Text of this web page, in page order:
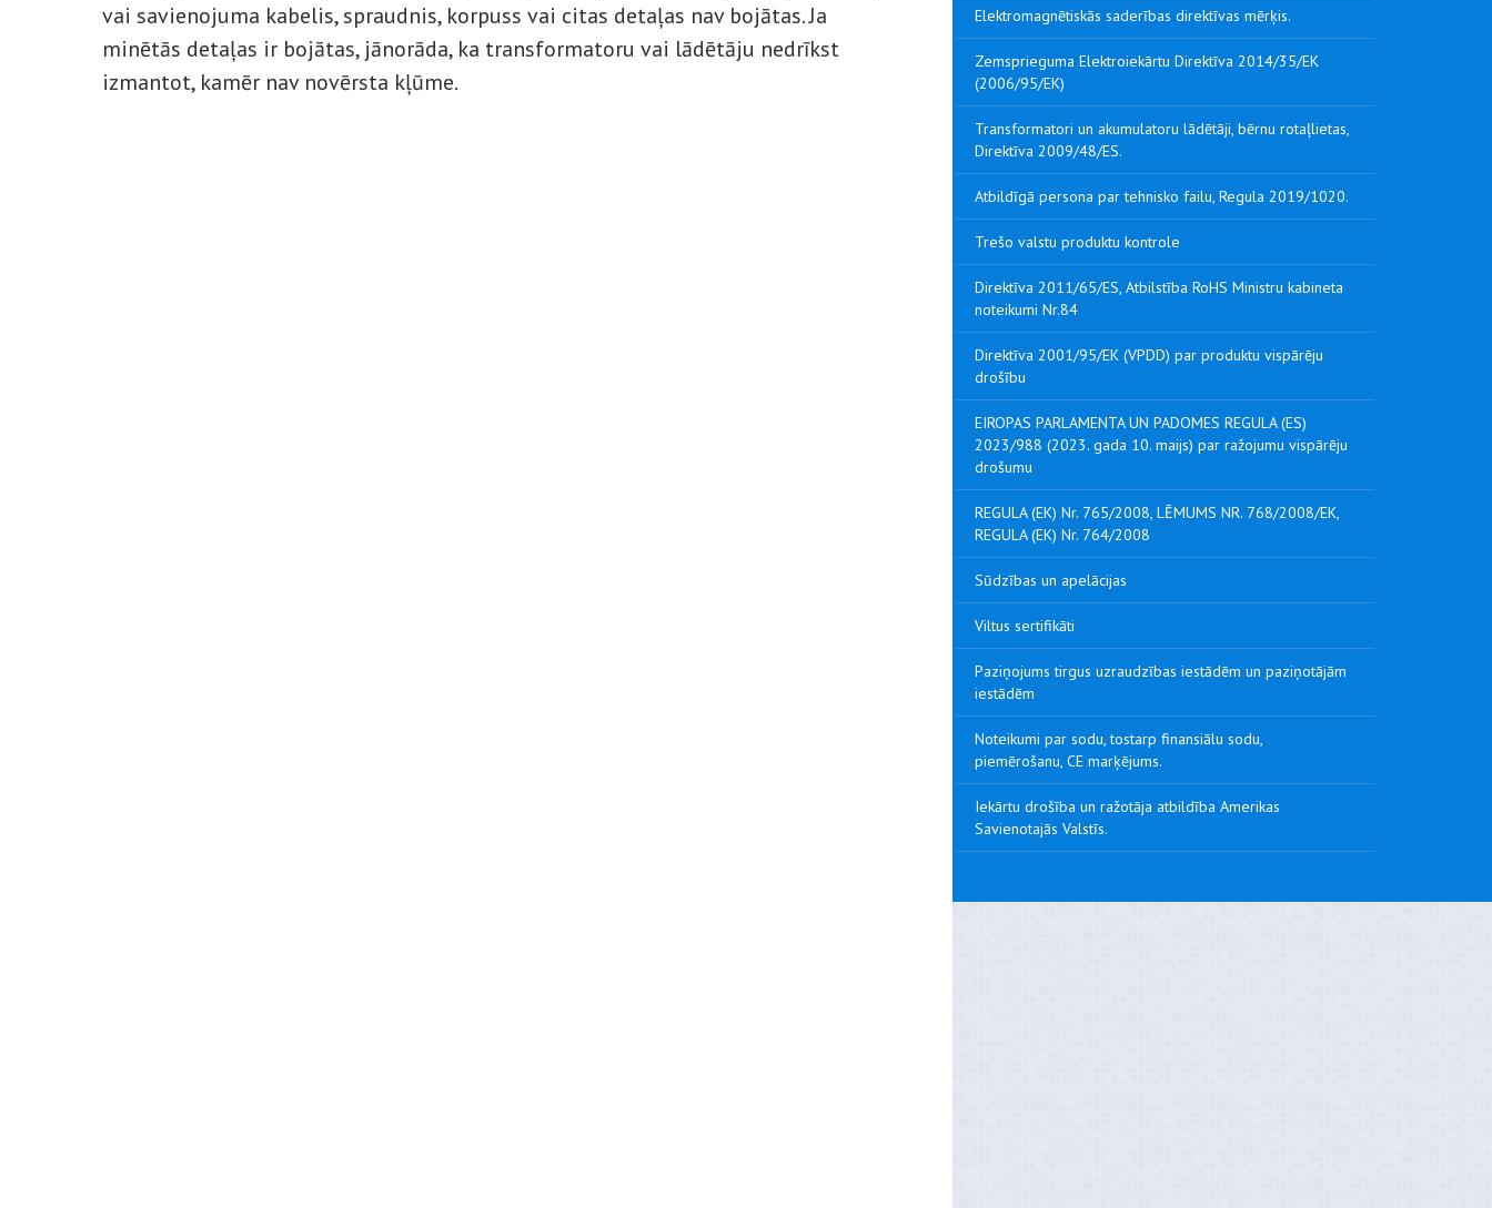
vai savienojuma kabelis, spraudnis, korpuss vai citas detaļas nav bojātas. Ja
minētās detaļas ir bojātas, jānorāda, ka transformatoru vai lādētāju nedrīkst
izmantot, kamēr nav novērsta kļūme.
Elektromagnētiskās saderības direktīvas mērķis.
Zemsprieguma Elektroiekārtu Direktīva 2014/35/EK
(2006/95/EK)
Transformatori un akumulatoru lādētāji, bērnu rotaļlietas,
Direktīva 2009/48/ES.
Atbildīgā persona par tehnisko failu, Regula 2019/1020.
Trešo valstu produktu kontrole
Direktīva 2011/65/ES, Atbilstība RoHS Ministru kabineta
noteikumi Nr.84
Direktīva 2001/95/EK (VPDD) par produktu vispārēju
drošību
EIROPAS PARLAMENTA UN PADOMES REGULA (ES)
2023/988 (2023. gada 10. maijs) par ražojumu vispārēju
drošumu
REGULA (EK) Nr. 765/2008, LĒMUMS NR. 768/2008/EK,
REGULA (EK) Nr. 764/2008
Sūdzības un apelācijas
Viltus sertifikāti
Paziņojums tirgus uzraudzības iestādēm un paziņotājām
iestādēm
Noteikumi par sodu, tostarp finansiālu sodu,
piemērošanu, CE marķējums.
Iekārtu drošība un ražotāja atbildība Amerikas
Savienotajās Valstīs.